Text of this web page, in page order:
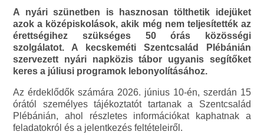
A nyári szünetben is hasznosan tölthetik idejüket
azok a középiskolások, akik még nem teljesítették az
érettségihez szükséges 50 órás közösségi
szolgálatot. A kecskeméti Szentcsalád Plébánián
szervezett nyári napközis tábor ugyanis segítőket
keres a júliusi programok lebonyolításához.
Az érdeklődők számára 2026. június 10-én, szerdán 15
órától személyes tájékoztatót tartanak a Szentcsalád
Plébánián, ahol részletes információkat kaphatnak a
feladatokról és a jelentkezés feltételeiről.